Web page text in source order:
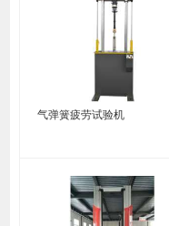
气弹簧疲劳试验机